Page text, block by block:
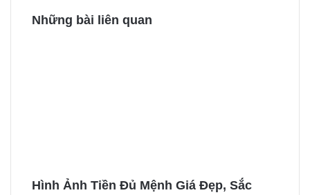
Những bài liên quan
Hình Ảnh Tiền Đủ Mệnh Giá Đẹp, Sắc